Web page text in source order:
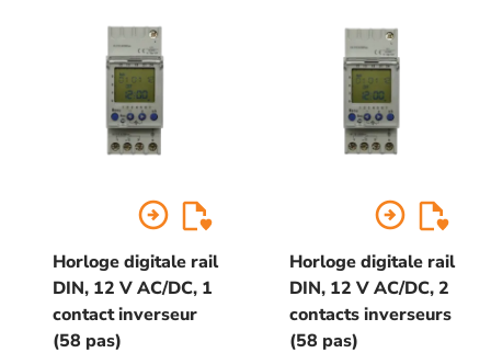
arrow_circle_right
Horloge digitale rail
DIN, 12 V AC/DC, 1
contact inverseur
(58 pas)
arrow_circle_right
Horloge digitale rail
DIN, 12 V AC/DC, 2
contacts inverseurs
(58 pas)